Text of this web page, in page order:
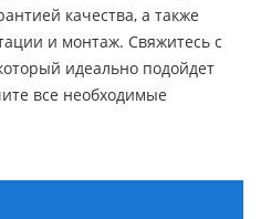
качества, а также
и монтаж. Свяжитесь с
идеально подойдет
все необходимые